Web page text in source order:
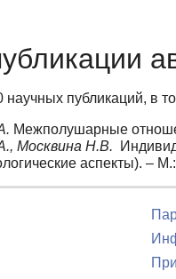
публикаций, в
Межполушарные
Москвина Н.В.
аспекты). –